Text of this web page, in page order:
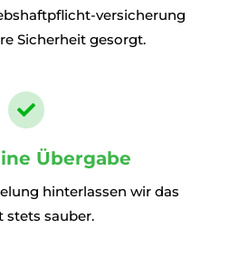
versicherung
Sicherheit gesorgt.

Übergabe
hinterlassen wir das
stets sauber.